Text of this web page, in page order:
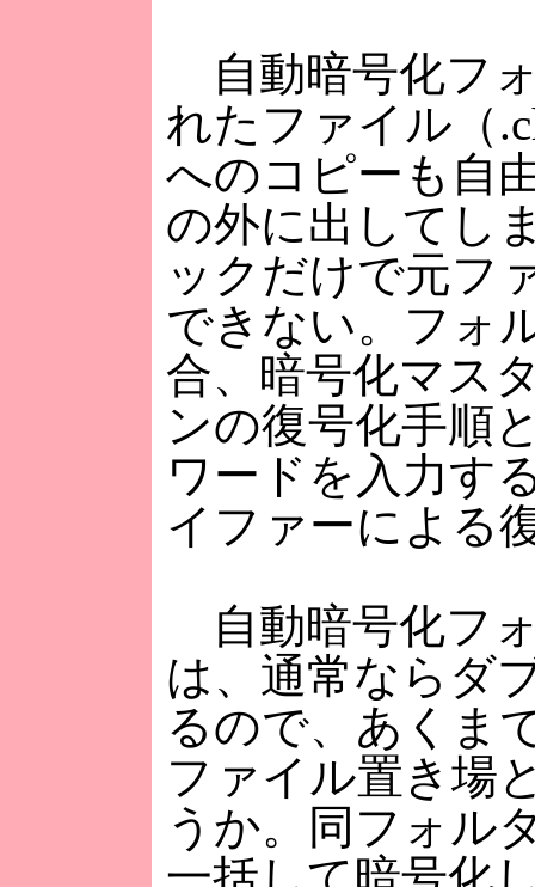
自動暗号化フ
れたファイル（
へのコピーも自
の外に出してし
ックだけで元フ
できない。フォ
合、暗号化マス
ンの復号化手順
ワードを入力す
イファーによる
自動暗号化フ
は、通常ならダ
るので、あくま
ファイル置き場
うか。同フォル